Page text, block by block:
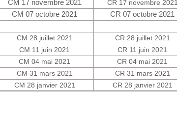
CM 17 novembre 2021 CR 17 novembre 2021
CM 07 octobre 2021 CR 07 octobre 2021
CM 28 juillet 2021 CR 28 juillet 2021
CM 11 juin 2021 CR 11 juin 2021
CM 04 mai 2021 CR 04 mai 2021
CM 31 mars 2021 CR 31 mars 2021
CM 28 janvier 2021 CR 28 janvier 2021